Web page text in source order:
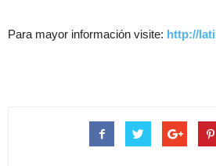
Para mayor información visite: http://